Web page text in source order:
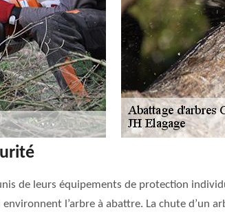
de leurs équipements de protection
l’arbre à abattre. La chute d’un